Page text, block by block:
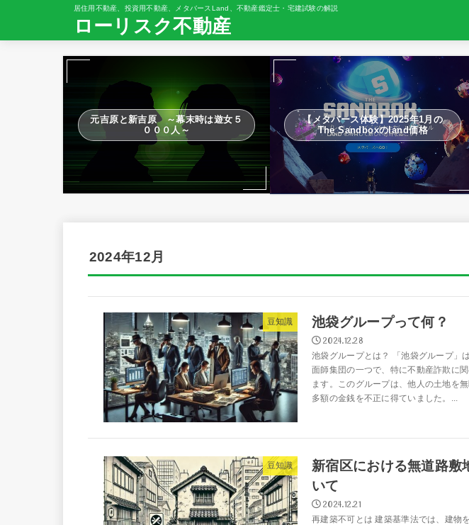
居住用不動産、投資用不動産、メタバースLand、不動産鑑定士・宅建試験の解説
ローリスク不動産
元吉原と新吉原 ～幕末時は遊女５
０００人～
【メタバース体験】2025年1月の
The Sandboxのland価格
2024年12月
豆知識 池袋グループって何？
2024.12.28
池袋グループとは？ 「池袋グループ」
面師集団の一つで、特に不動産詐欺に
ます。このグループは、他人の土地を
多額の金銭を不正に得ていました。...
豆知識
新宿区における無道路敷
いて
2024.12.21
再建築不可とは 建築基準法では、建物